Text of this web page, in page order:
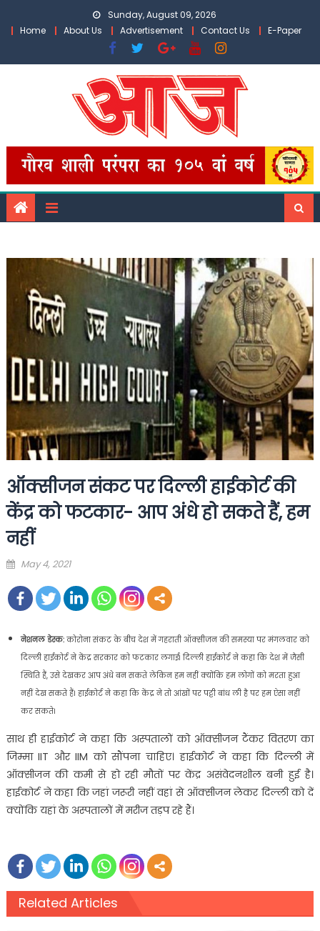
Sunday, August 09, 2026
Home
About Us Advertisement Contact Us E-Paper
ऑक्सीजन संकट पर दिल्ली हाईकोर्ट की
केंद्र को फटकार- आप अंधे हो सकते हैं, हम
नहीं
Posted
May 4, 2021
नेशनल डेस्क: कोरोना संकट के बीच देश में गहराती ऑक्सीजन की समस्या पर मंगलवार को
दिल्ली हाईकोर्ट ने केंद्र सरकार को फटकार लगाई। दिल्ली हाईकोर्ट ने कहा कि देश में जैसी
स्थिति हैं, उसे देखकर आप अंधे बन सकते लेकिन हम नहीं क्योंकि हम लोगों को मरता हुआ
नहीं देख सकते हैं। हाईकोर्ट ने कहा कि केंद्र ने तो आंखों पर पट्टी बांध ली है पर हम ऐसा नहीं
कर सकते।
साथ ही हाईकोर्ट ने कहा कि अस्पतालों को ऑक्सीजन टैंकर वितरण का
जिम्मा IIT और IIM को सौंपना चाहिए। हाईकोर्ट ने कहा कि दिल्ली में
ऑक्सीजन की कमी से हो रही मौतों पर केंद्र असंवेदनशील बनी हुई है।
हाईकोर्ट ने कहा कि जहां जरूरी नहीं वहां से ऑक्सीजन लेकर दिल्ली को दें
क्योंकि यहां के अस्पतालों में मरीज तड़प रहे हैं।
Related Articles